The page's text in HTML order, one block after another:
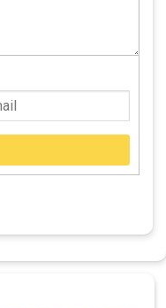
có mối hàn
31.8 x720mm
nhôm 31.8 x90mm
LIFE